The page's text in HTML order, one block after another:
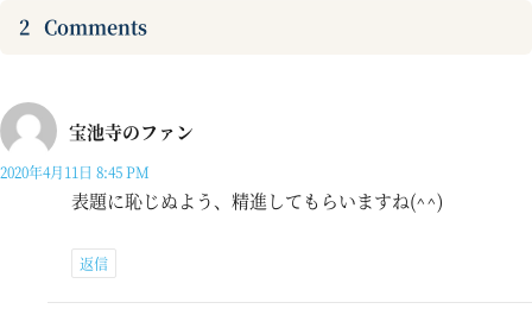
2 Comments
宝池寺のファン
2020年4月11日 8:45 PM
表題に恥じぬよう、精進してもらいますね(^^)
返信